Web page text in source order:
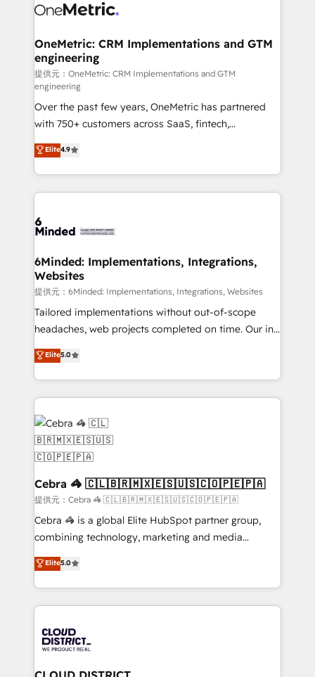
Iberia (Spain & Portugal), we combine human insight
growth. Our multidisciplinary team designs solutions
that simplify complexity, boost performance, and
turn innovation into real impact. 🌍 Highlights •
HubSpot Partner since 2012 • 2022 EMEA Impact
Award: Best Integration • 150+ successful HubSpot
projects • Clients in 30+ industries • Proprietary
technology for integrations • Multilingual team:
English, Spanish, Portuguese & Italian 👉 Grow
smarter with AI and HubSpot.
OneMetric: CRM Implementations and GTM
engineering
提供元：OneMetric: CRM Implementations and GTM
engineering
Over the past few years, OneMetric has partnered
with 750+ customers across SaaS, fintech,
healthcare, real estate, and other industries. With
150+ HubSpot-certified experts, we deliver scalable
solutions to complex GTM and RevOps challenges.
Our Expertise 🔹 Onboarding & Implementation:
tailored to your GTM motion. 🔹 Migrations:
from other CRMs to HubSpot without data loss or
downtime. 🔹 RevOps Strategy: Align teams,
processes, and data to drive revenue efficiency. 🔹
Integrations: Connect HubSpot with your tech stack
for better adoption. 🔹 Custom Solutions: Build
SOC 2 Type II and ISO 27001 certified, reinforcing
our commitment to data security and compliance. At
Elite4.9
6Minded: Implementations, Integrations,
Websites
提供元：6Minded: Implementations, Integrations, Websites
Tailored implementations without out-of-scope
headaches, web projects completed on time. Our in-
house team of certified CRM architects, experts,
developers, designers, and marketers handles all
aspects of your HubSpot. ✨ 400+ global clients ✨
100+ seamless migrations from 15+ different CRMs
✨ 100,000+ hours in HubSpot projects, 75+ full Hub
implementations, and 5,000+ pages ✨ CS: Clients
generating 7-digit MRR from inbound campaigns ✨
CS: 245% organic growth & +751% new visitors for a
full-funnel HubSpot project ✨ CS: 415% conversion
boost with a new HubSpot site Recognized leaders:
🏆 HubSpot Platform Migration Impact Award 🏆
Clutch HubSpot Global Leader 🏆 Finalist: HubSpot
Award for Best Website 🌟 Accreditations: CRM
Implementation, HubSpot Content Experience, CRM
Elite5.0
Cebra 🦓 🇨🇱🇧🇷🇲🇽🇪🇸🇺🇸🇨🇴🇵🇪🇵🇦
提供元：Cebra 🦓 🇨🇱🇧🇷🇲🇽🇪🇸🇺🇸🇨🇴🇵🇪🇵🇦
Cebra 🦓 is a global Elite HubSpot partner group,
combining technology, marketing and media
expertise across Latin America and Southern
Europe, with teams across 7 countries. Born in Chile,
we combine local insight with international reach to
help businesses grow through technology, creativity,
500+ HubSpot implementations, building end-to-
end solutions that integrate CRM, AI automation,
inbound and loop marketing, content, and digital
Elite5.0